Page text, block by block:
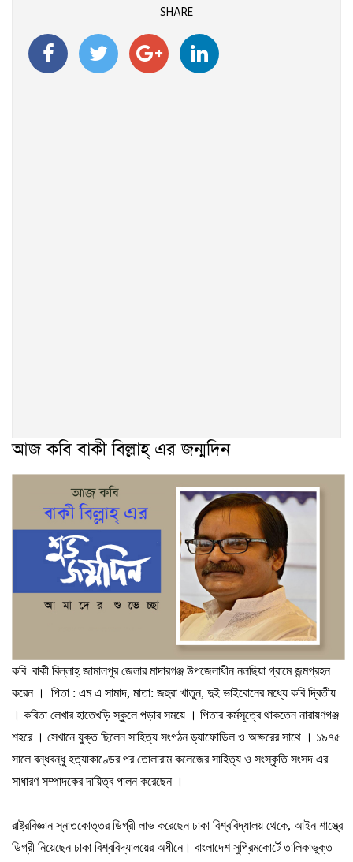
SHARE
আজ কবি বাকী বিল্লাহ্ এর জন্মদিন
কবি বাকী বিল্লাহ্ জামালপুর জেলার মাদারগঞ্জ উপজেলাধীন নলছিয়া গ্রামে জন্মগ্রহন
করেন ।
পিতা : এম এ সামাদ, মাতা: জহুরা খাতুন, দুই ভাইবোনের মধ্যে কবি দ্বিতীয়
। কবিতা লেখার হাতেখড়ি স্কুলে পড়ার সময়ে । পিতার কর্মসূত্রে থাকতেন নারায়ণগঞ্জ
শহরে । সেখানে যুক্ত ছিলেন সাহিত্য সংগঠন ড্যাফোডিল ও অক্ষরের সাথে । ১৯৭৫
সালে বন্ধবন্ধু হত্যাকাণ্ডের পর তোলারাম কলেজের সাহিত্য ও সংস্কৃতি সংসদ এর
সাধারণ সম্পাদকের দায়িত্ব পালন করেছেন ।
রাষ্ট্রবিজ্ঞান স্নাতকোত্তর ডিগ্রী লাভ করেছেন ঢাকা বিশ্ববিদ্যালয় থেকে, আইন শাস্ত্রে
ডিগ্রী নিয়েছেন ঢাকা বিশ্ববিদ্যালয়ের অধীনে। বাংলাদেশ সুপ্রিমকোর্টে তালিকাভুক্ত